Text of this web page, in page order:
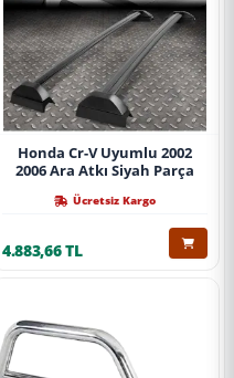
Honda Cr-V Uyumlu 2002
2006 Ara Atkı Siyah Parça
Ücretsiz Kargo
4.883,66 TL